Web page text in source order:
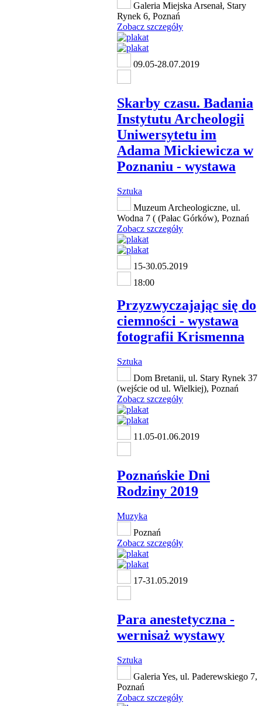
Galeria Miejska Arsenał, Stary
Rynek 6, Poznań
Zobacz szczegóły
09.05-28.07.2019
Skarby czasu. Badania
Instytutu Archeologii
Uniwersytetu im
Adama Mickiewicza w
Poznaniu - wystawa
Sztuka
Muzeum Archeologiczne, ul.
Wodna 7 ( (Pałac Górków), Poznań
Zobacz szczegóły
15-30.05.2019
18:00
Przyzwyczajając się do
ciemności - wystawa
fotografii Krismenna
Sztuka
Dom Bretanii, ul. Stary Rynek 37
(wejście od ul. Wielkiej), Poznań
Zobacz szczegóły
11.05-01.06.2019
Poznańskie Dni
Rodziny 2019
Muzyka
Poznań
Zobacz szczegóły
17-31.05.2019
Para anestetyczna -
wernisaż wystawy
Sztuka
Galeria Yes, ul. Paderewskiego 7,
Poznań
Zobacz szczegóły